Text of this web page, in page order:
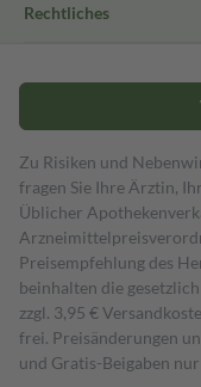
Rechtliches
Zu Risiken und
fragen Sie Ihre Ärztin,
Üblicher
Preisempfehlung des
beinhalten die
zzgl. 3,95 €
frei. Preisänderungen
und Gratis-Beigaben